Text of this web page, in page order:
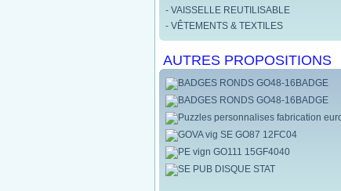
- VAISSELLE REUTILISABLE
- VÊTEMENTS & TEXTILES
AUTRES PROPOSITIONS